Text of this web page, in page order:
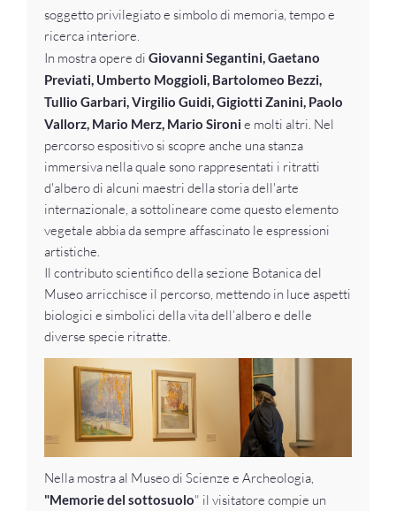
soggetto privilegiato e simbolo di memoria, tempo e
ricerca interiore.
In mostra opere di Giovanni Segantini, Gaetano
Previati, Umberto Moggioli, Bartolomeo Bezzi,
Tullio Garbari, Virgilio Guidi, Gigiotti Zanini, Paolo
Vallorz, Mario Merz, Mario Sironie molti altri. Nel
percorso espositivo si scopre anche una stanza
immersiva nella quale sono rappresentati i ritratti
d'albero di alcuni maestri della storia dell'arte
internazionale, a sottolineare come questo elemento
vegetale abbia da sempre affascinato le espressioni
artistiche.
Il contributo scientifico della sezione Botanica del
Museo arricchisce il percorso, mettendo in luce aspetti
biologici e simbolici della vita dell’albero e delle
diverse specie ritratte.
Nella mostra al Museo di Scienze e Archeologia,
"Memorie del sottosuolo" il visitatore compie un